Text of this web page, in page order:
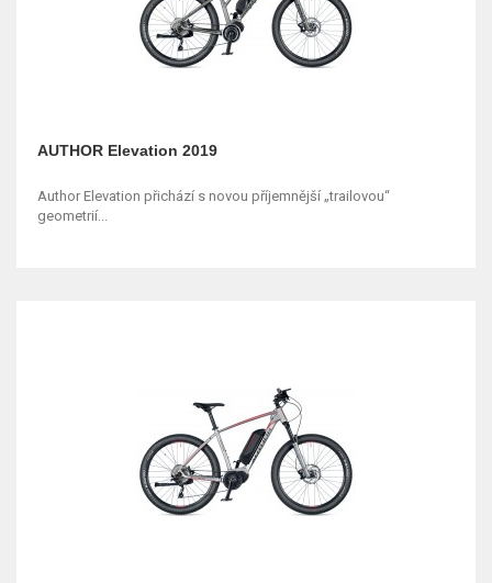
AUTHOR Elevation 2019
Author Elevation přichází s novou příjemnější „trailovou“
geometrií...